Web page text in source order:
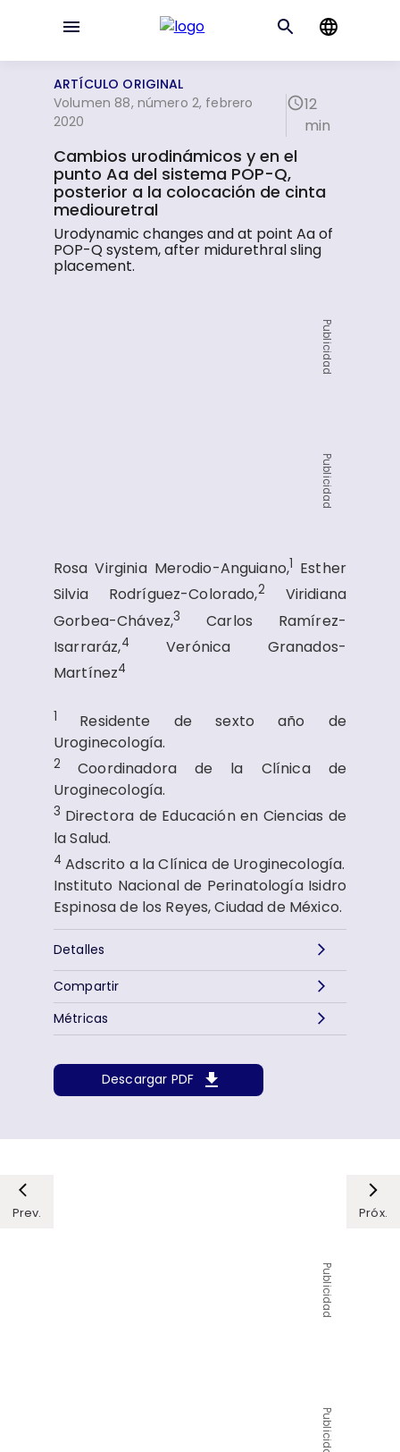
ARTÍCULO ORIGINAL
Volumen 88, número 2, febrero
2020
12
min
Cambios urodinámicos y en el
punto Aa del sistema POP-Q,
posterior a la colocación de cinta
mediouretral
Urodynamic changes and at point Aa of
POP-Q system, after midurethral sling
placement.
Publicidad
Publicidad
Rosa Virginia Merodio-Anguiano,1 Esther
Silvia Rodríguez-Colorado,2 Viridiana
Gorbea-Chávez,3Carlos Ramírez-
Isarraráz,4Verónica Granados-
Martínez4
1
Residente de sexto año de
Uroginecología.
2
Coordinadora de la Clínica de
Uroginecología.
3 Directora de Educación en Ciencias de
la Salud.
4 Adscrito a la Clínica de Uroginecología.
Instituto Nacional de Perinatología Isidro
Espinosa de los Reyes, Ciudad de México.
Detalles
Descargar PDF
Métricas
Compartir
Prev. Próx.
Publicidad
Publicidad